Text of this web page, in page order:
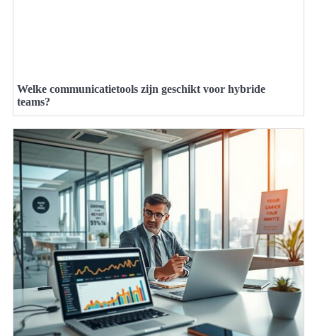
Welke communicatietools zijn geschikt voor hybride
teams?